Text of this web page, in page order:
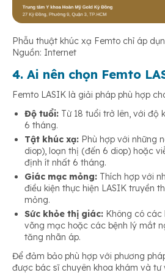
Phẫu thuật khúc xạ Femto chỉ áp
Nguồn: Internet
4. Ai nên chọn Femto
Femto LASIK là giải pháp phù hợp
Độ tuổi: Từ 18 tuổi trở lên, với độ
6 tháng.
Tật khúc xạ: Phù hợp với những
diop), loạn thị (đến 6 diop) hoặc
định ít nhất 6 tháng.
Giác mạc mỏng: Thích hợp với
điều kiện thực hiện LASIK truyền
mỏng.
Sức khỏe thị giác: Không có
võng mạc hoặc các bệnh lý mắt
tăng nhãn áp.
Để đảm bảo phù hợp với phương
được bác sĩ chuyên khoa khám và tư